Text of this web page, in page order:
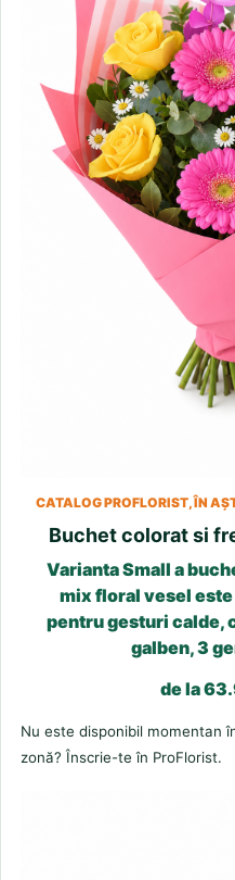
CATALOG PROFLORIST, ÎN
Buchet colorat si
Varianta Small a
mix floral vesel
pentru gesturi calde,
galben, 3
de la
Nu este disponibil momentan
zonă? Înscrie-te în ProFlorist.